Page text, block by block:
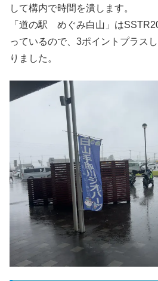
して構内で時間を潰します。
「道の駅 めぐみ白山」は
っているので、3ポイントプラス
りました。